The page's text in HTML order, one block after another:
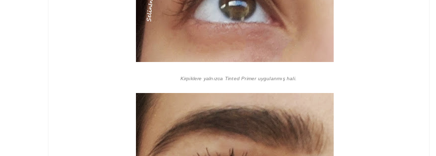
Kirpiklere yalnızca Tinted Primer uygulanmış hali.